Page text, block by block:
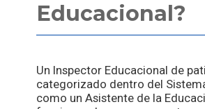
Educacional?
Un Inspector Educacional de
categorizado dentro del
como un Asistente de la